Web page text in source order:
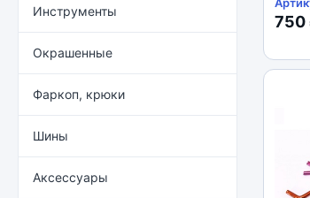
Инструменты
Окрашенные
Фаркоп, крюки
Шины
Аксессуары
750